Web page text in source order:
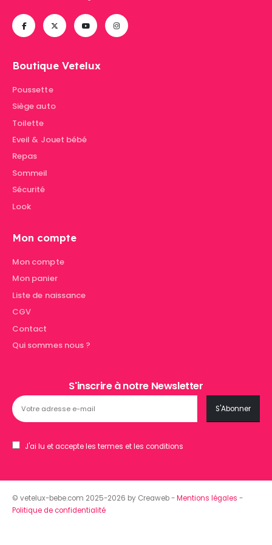
Boutique Vetelux
Poussette
Siège auto
Toilette
Eveil & Jouet bébé
Repas
Sommeil
Sécurité
Look
Mon compte
Mon compte
Mon panier
Liste de naissance
CGV
Contact
Qui sommes nous ?
S'inscrire à notre Newsletter
J'ai lu et accepte les termes et les conditions
© vetelux-bebe.com 2025-2026 by Creaweb -Mentions légales -
Politique de confidentialité